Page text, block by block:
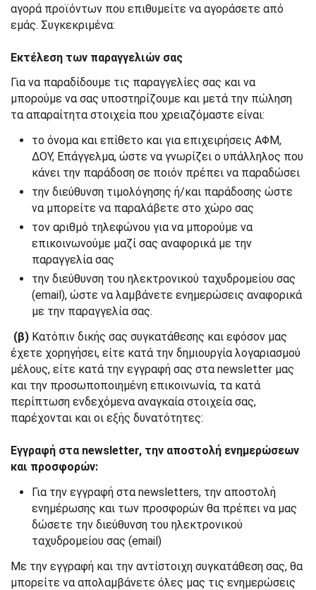
αγορά προϊόντων που επιθυμείτε να αγοράσετε από
εμάς. Συγκεκριμένα:
Εκτέλεση των παραγγελιών σας
Για να παραδίδουμε τις παραγγελίες σας και να
μπορούμε να σας υποστηρίζουμε και μετά την πώληση
τα απαραίτητα στοιχεία που χρειαζόμαστε είναι:
το όνομα και επίθετο και για επιχειρήσεις ΑΦΜ,
ΔΟΥ, Επάγγελμα, ώστε να γνωρίζει ο υπάλληλος που
κάνει την παράδοση σε ποιόν πρέπει να παραδώσει
την διεύθυνση τιμολόγησης ή/και παράδοσης ώστε
να μπορείτε να παραλάβετε στο χώρο σας
τον αριθμό τηλεφώνου για να μπορούμε να
επικοινωνούμε μαζί σας αναφορικά με την
παραγγελία σας
την διεύθυνση του ηλεκτρονικού ταχυδρομείου σας
(email), ώστε να λαμβάνετε ενημερώσεις αναφορικά
με την παραγγελία σας.
(β) Κατόπιν δικής σας συγκατάθεσης και εφόσον μας
έχετε χορηγήσει, είτε κατά την δημιουργία λογαριασμού
μέλους, είτε κατά την εγγραφή σας στα newsletter μας
και την προσωποποιημένη επικοινωνία, τα κατά
περίπτωση ενδεχόμενα αναγκαία στοιχεία σας,
παρέχονται και οι εξής δυνατότητες:
Εγγραφή στα newsletter, την αποστολή ενημερώσεων
και προσφορών:
Για την εγγραφή στα newsletters, την αποστολή
ενημέρωσης και των προσφορών θα πρέπει να μας
δώσετε την διεύθυνση του ηλεκτρονικού
ταχυδρομείου σας (email)
Με την εγγραφή και την αντίστοιχη συγκατάθεση σας, θα
μπορείτε να απολαμβάνετε όλες μας τις ενημερώσεις